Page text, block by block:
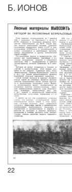
Б. ИОНОВ
22